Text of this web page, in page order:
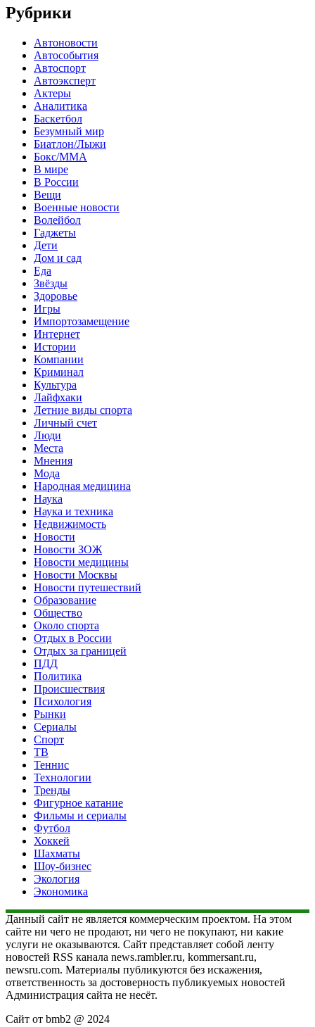
Рубрики
Автоновости
Автособытия
Автоспорт
Автоэксперт
Актеры
Аналитика
Баскетбол
Безумный мир
Биатлон/Лыжи
Бокс/MMA
В мире
В России
Вещи
Военные новости
Волейбол
Гаджеты
Дети
Дом и сад
Еда
Звёзды
Здоровье
Игры
Импортозамещение
Интернет
Истории
Компании
Криминал
Культура
Лайфхаки
Летние виды спорта
Личный счет
Люди
Места
Мнения
Мода
Народная медицина
Наука
Наука и техника
Недвижимость
Новости
Новости ЗОЖ
Новости медицины
Новости Москвы
Новости путешествий
Образование
Общество
Около спорта
Отдых в России
Отдых за границей
ПДД
Политика
Происшествия
Психология
Рынки
Сериалы
Спорт
ТВ
Теннис
Технологии
Тренды
Фигурное катание
Фильмы и сериалы
Футбол
Хоккей
Шахматы
Шоу-бизнес
Экология
Экономика
Данный сайт не является коммерческим проектом. На этом
сайте ни чего не продают, ни чего не покупают, ни какие
услуги не оказываются. Сайт представляет собой ленту
новостей RSS канала news.rambler.ru, kommersant.ru,
newsru.com. Материалы публикуются без искажения,
ответственность за достоверность публикуемых новостей
Администрация сайта не несёт.
Сайт от bmb2 @ 2024